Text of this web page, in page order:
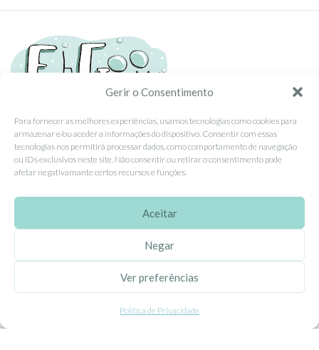
Gerir o Consentimento
Para fornecer as melhores experiências, usamos tecnologias como cookies para
armazenar e/ou aceder a informações do dispositivo. Consentir com essas
tecnologias nos permitirá processar dados, como comportamento de navegação
ou IDs exclusivos neste site. Não consentir ou retirar o consentimento pode
afetar negativamante certos recursos e funções.
Aceitar
Negar
Ver preferências
Política de Privacidade
Tel: (351) 234095278 Custo de Chamada para Rede Fixa Nacional
Email: info@ehgoom.com
Rua José Afonso, Nº 50, 3800-438 Aveiro, Portugal
Sobre Nós
Propriedade Intelectual
Colaboração com Bloggers